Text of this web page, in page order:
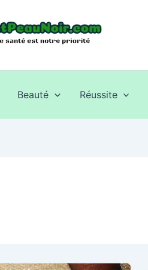
Beauté Réussite